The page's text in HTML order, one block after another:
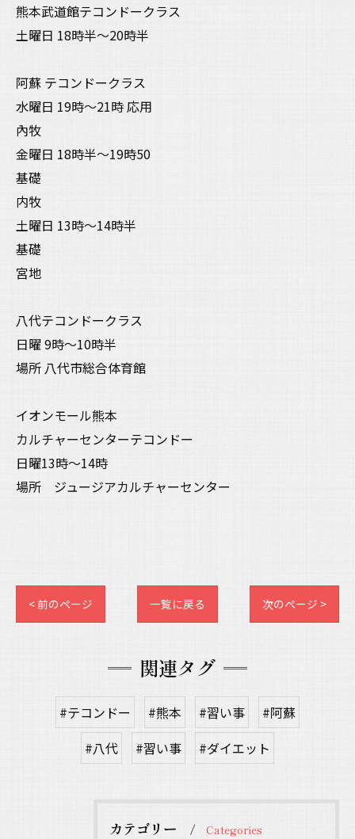
熊本武道館テコンドークラス
土曜日 18時半〜20時半
阿蘇 テコンドークラス
水曜日 19時〜21時 応用
內牧
金曜日 18時半〜19時50
基礎
内牧
土曜日 13時〜14時半
基礎
宮地
八代テコンドークラス
日曜 9時〜10時半
場所 八代市総合体育館
イオンモール熊本
カルチャーセンターテコンドー
日曜13時〜14時
場所 ジュージアカルチャーセンター
< 前のページ 一覧に戻る 次のページ >
関連タグ
#テコンドー #熊本 #習い事
#阿蘇
#八代
#習い事 #ダイエット
カテゴリー Categories